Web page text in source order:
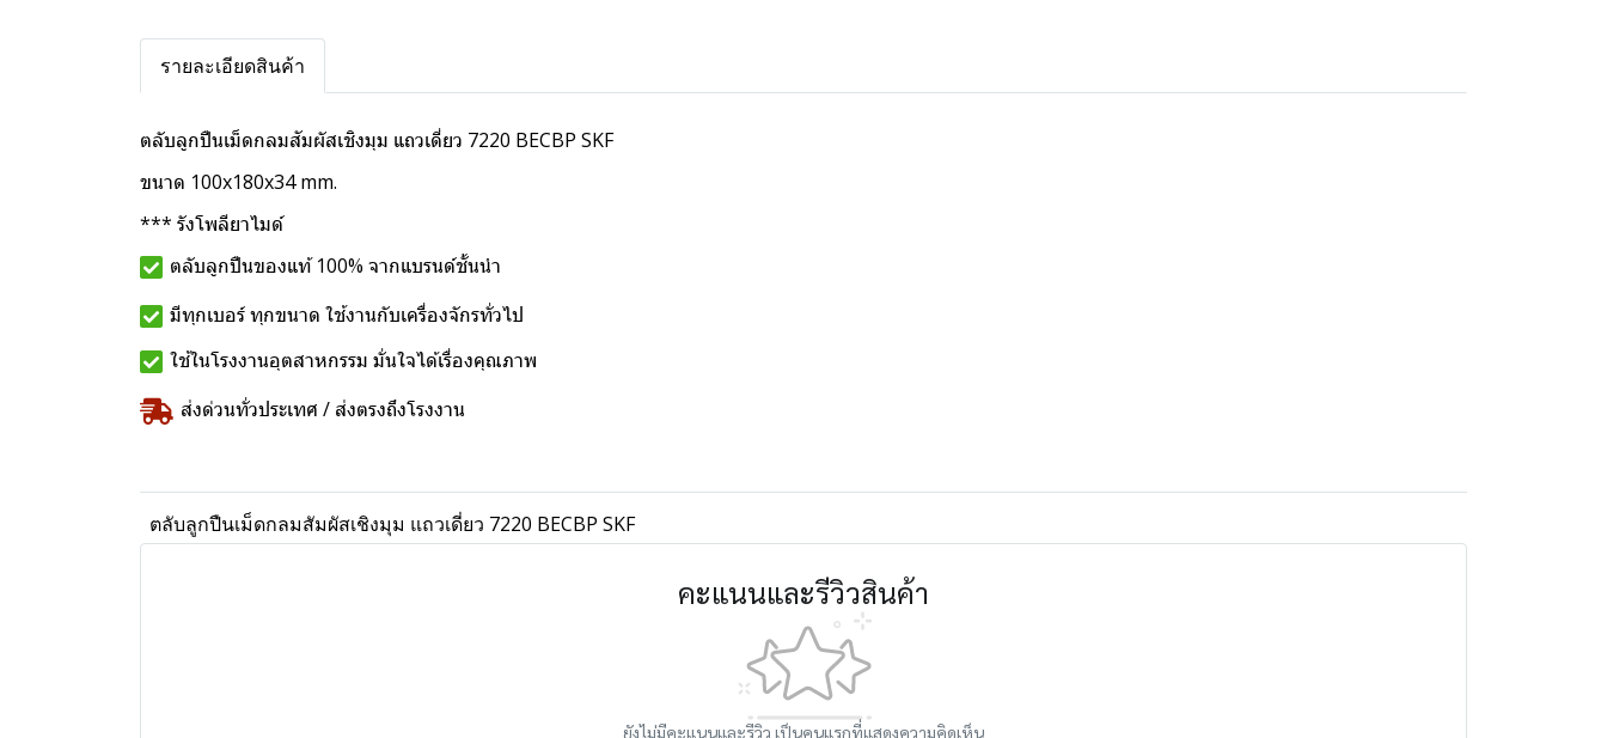
รายละเอียดสินค้า
ตลับลูกปืนเม็ดกลมสัมผัสเชิงมุม แถวเดี่ยว 7220 BECBP SKF
ขนาด 100x180x34 mm.
*** รังโพลียาไมด์
ตลับลูกปืนของแท้ 100% จากแบรนด์ชั้นนำ
มีทุกเบอร์ ทุกขนาด ใช้งานกับเครื่องจักรทั่วไป
ใช้ในโรงงานอุตสาหกรรม มั่นใจได้เรื่องคุณภาพ
ส่งด่วนทั่วประเทศ / ส่งตรงถึงโรงงาน
ตลับลูกปืนเม็ดกลมสัมผัสเชิงมุม แถวเดี่ยว 7220 BECBP SKF
คะแนนและรีวิวสินค้า
ยังไม่มีคะแนนและรีวิว เป็นคนแรกที่แสดงความคิดเห็น